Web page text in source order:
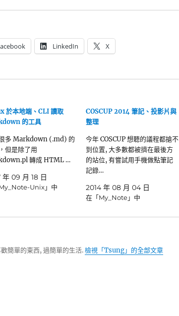
LinkedIn X
於本地端、CLI 讀取
的工具
多 Markdown (.md) 的
但是除了用
轉成 HTML …
年 09 月 18 日
Unix」中
COSCUP 2014 筆記、投影片與
整理
今年 COSCUP 想聽的議程都搶不
到位置, 大多數都被擠在最後方
的站位, 有嘗試用手機做點筆記
記錄…
2014 年 08 月 04 日
在「My_Note」中
簡單的東西, 過簡單的生活.檢視「Tsung」的全部文章